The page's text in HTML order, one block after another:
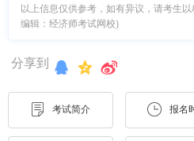
以上信息仅供参考，如有异议，请考生
编辑：经济师考试网校)
分享到
考试简介 报名